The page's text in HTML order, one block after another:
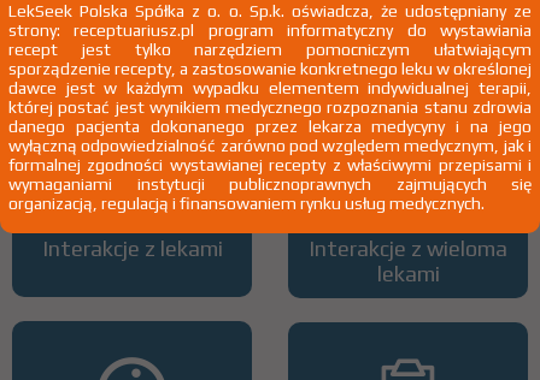
Wszystkie dawki leku
Interakcje z lekami
ATC
Interakcje z wieloma
lekami
LekSeek Polska Spółka z o. o. Sp.k. oświadcza, że udostępniany ze
strony: receptuariusz.pl program informatyczny do wystawiania
recept jest tylko narzędziem pomocniczym ułatwiającym
sporządzenie recepty, a zastosowanie konkretnego leku w określonej
dawce jest w każdym wypadku elementem indywidualnej terapii,
której postać jest wynikiem medycznego rozpoznania stanu zdrowia
danego pacjenta dokonanego przez lekarza medycyny i na jego
wyłączną odpowiedzialność zarówno pod względem medycznym, jak i
formalnej zgodności wystawianej recepty z właściwymi przepisami i
wymaganiami instytucji publicznoprawnych zajmujących się
organizacją, regulacją i finansowaniem rynku usług medycznych.